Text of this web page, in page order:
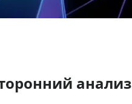
анализ